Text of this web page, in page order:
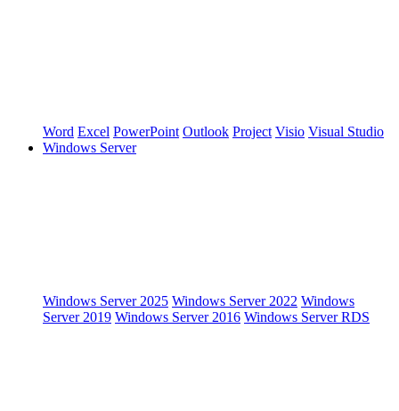
Word Excel PowerPoint Outlook Project Visio Visual Studio
Windows Server
Windows Server 2025 Windows Server 2022 Windows
Server 2019 Windows Server 2016 Windows Server RDS